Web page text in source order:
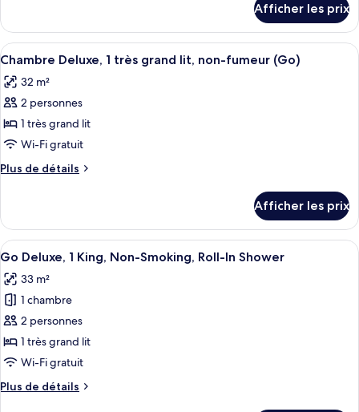
Chambre
Deluxe,
2
grands
lits,
non-
fumeur
(Go)
Chambre
Deluxe,
2
lits,
non-
(Go)
Afficher les prix
Afficher
toutes
les
photos
pour
ce
type
de
Chambre
Deluxe,
1
très
grand
lit,
non-
fumeur
(Go)
Une chambre d’hôtel avec un
4
Chambre Deluxe, 1 très grand lit, non-fumeur (Go)
32 m²
2 personnes
1 très grand lit
Wi-Fi gratuit
Plus de détails
Plus
Chambre
Deluxe,
1
grand
lit,
non-
fumeur
(Go)
Afficher les prix
Afficher
toutes
les
photos
pour
ce
type
chambre :
Une chambre d’hôtel avec un
4
Go Deluxe, 1 King, Non-Smoking, Roll-In Shower
33 m²
1 chambre
2 personnes
1 très grand lit
Wi-Fi gratuit
Plus de détails
Plus